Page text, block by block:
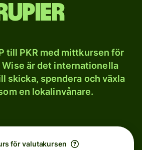
rupier
till PKR med mittkursen för
är det internationella
skicka, spendera och växla
en lokalinvånare.
för valutakursen